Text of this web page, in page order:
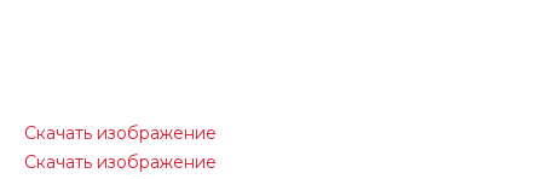
Скачать изображение
Скачать изображение